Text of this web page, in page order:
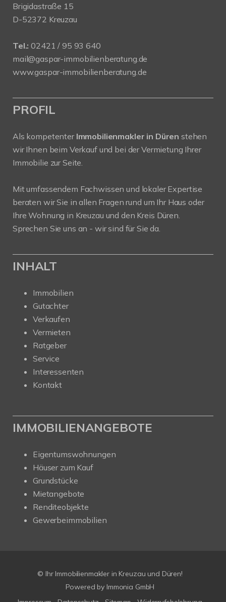
Brigidastraße 15
D-52372 Kreuzau
Tel.: 02421 / 95 93 640
mail@gaspar-immobilienberatung.de
www.gaspar-immobilienberatung.de
PROFIL
Als kompetenter Immobilienmakler in Düren stehen
wir Ihnen beim Verkauf und bei der Vermietung Ihrer
Immobilie zur Seite.
Mit umfassendem Fachwissen und lokaler Expertise
beraten wir Sie in allen Fragen rund um Ihr Haus oder
Ihre Wohnung in Kreuzau und den Kreis Düren.
Sprechen Sie uns an - wir sind für Sie da.
INHALT
Immobilien
Gutachter
Verkaufen
Vermieten
Ratgeber
Service
Interessenten
Kontakt
IMMOBILIENANGEBOTE
Eigentumswohnungen
Häuser zum Kauf
Grundstücke
Mietangebote
Renditeobjekte
Gewerbeimmobilien
© Ihr Immobilienmakler in Kreuzau und Düren!
Powered by Immonia GmbH